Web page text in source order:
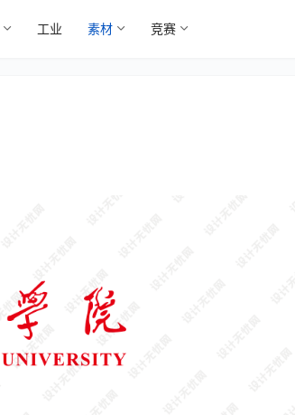
工业 素材 竞赛